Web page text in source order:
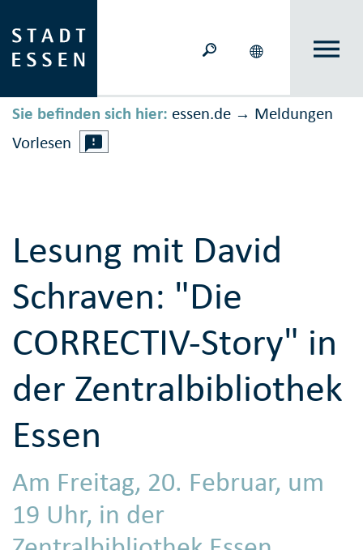
Sie befinden sich hier: essen.de → Meldungen
Vorlesen
Lesung mit David
Schraven: "Die
CORRECTIV-Story" in
der Zentralbibliothek
Essen
Am Freitag, 20. Februar, um
19 Uhr, in der